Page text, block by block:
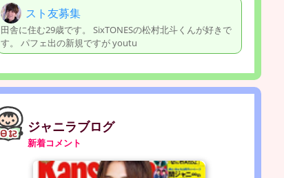
スト友募集
田舎に住む29歳です。 SixTONESの松村北斗くんが好きで
す。 パフェ出の新規ですが youtu
ジャニラブログ
新着コメント